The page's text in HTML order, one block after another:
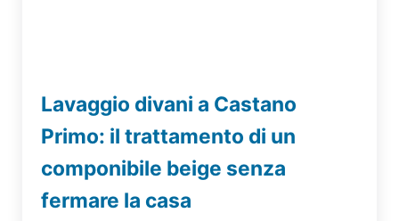
Lavaggio divani a Castano
Primo: il trattamento di un
componibile beige senza
fermare la casa